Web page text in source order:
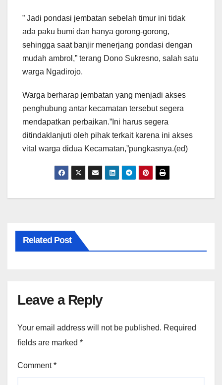
” Jadi pondasi jembatan sebelah timur ini tidak
ada paku bumi dan hanya gorong-gorong,
sehingga saat banjir menerjang pondasi dengan
mudah ambrol,” terang Dono Sukresno, salah satu
warga Ngadirojo.
Warga berharap jembatan yang menjadi akses
penghubung antar kecamatan tersebut segera
mendapatkan perbaikan.”Ini harus segera
ditindaklanjuti oleh pihak terkait karena ini akses
vital warga didua Kecamatan,”pungkasnya.(ed)
Related Post
Leave a Reply
Your email address will not be published. Required
fields are marked *
Comment*